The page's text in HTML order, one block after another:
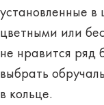
установленные в
цветными или
не нравится ряд
выбрать
в кольце.